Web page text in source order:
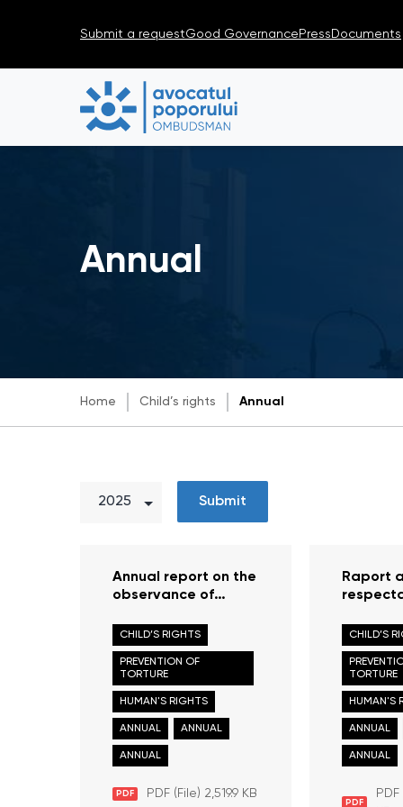
Submit a requestGood Governance Press Documents
Annual
Home Child’s rights Annual
Submit
Annual report on the
observance of
freedoms in the
Republic of Moldova
in 2024
PDF PDF (File) 2,519.9 KB
CHILD’S RIGHTS
PREVENTION OF
TORTURE
HUMAN'S RIGHTS
ANNUAL ANNUAL
ANNUAL
Raport
în anul
PDF
CHILD’S
TORTURE
HUMAN'S
ANNUAL
ANNUAL